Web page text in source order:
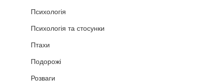
Психологія
Психологія та стосунки
Птахи
Подорожі
Розваги